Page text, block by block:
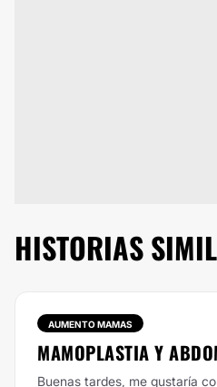
HISTORIAS
AUMENTO MAMAS
MAMOPLASTIA Y
Buenas tardes, me gustaría